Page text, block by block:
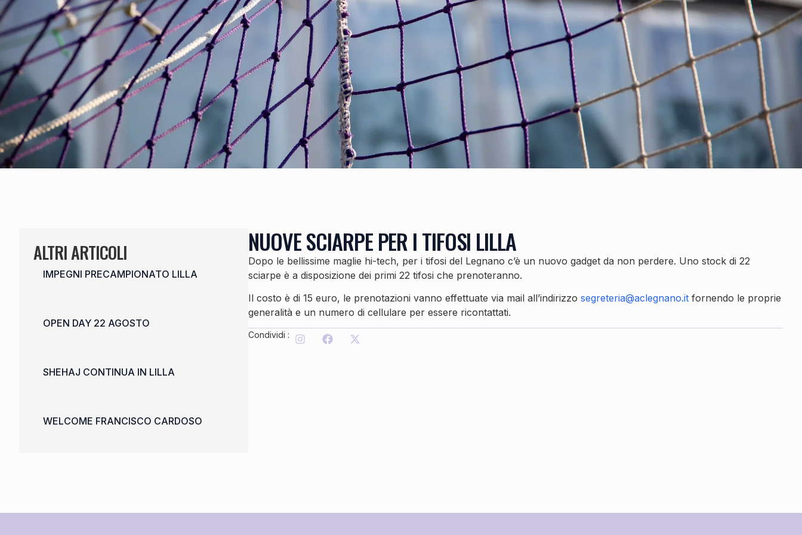
ALTRI ARTICOLI
IMPEGNI PRECAMPIONATO LILLA
OPEN DAY 22 AGOSTO
SHEHAJ CONTINUA IN LILLA
WELCOME FRANCISCO CARDOSO
NUOVE SCIARPE PER I TIFOSI LILLA
Dopo le bellissime maglie hi-tech, per i tifosi del Legnano c’è un nuovo gadget da non perdere. Uno stock di 22
sciarpe è a disposizione dei primi 22 tifosi che prenoteranno.
Il costo è di 15 euro, le prenotazioni vanno effettuate via mail all’indirizzo segreteria@aclegnano.it fornendo le proprie
generalità e un numero di cellulare per essere ricontattati.
Condividi :